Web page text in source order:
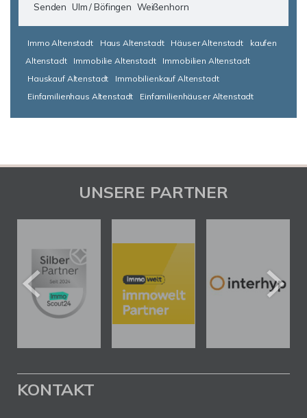
Senden Ulm / Böfingen Weißenhorn
Immo Altenstadt Haus Altenstadt Häuser Altenstadt
kaufen
Altenstadt
Immobilie Altenstadt
Immobilien Altenstadt
Hauskauf Altenstadt
Immobilienkauf Altenstadt
Einfamilienhaus Altenstadt
Einfamilienhäuser Altenstadt
UNSERE PARTNER
KONTAKT